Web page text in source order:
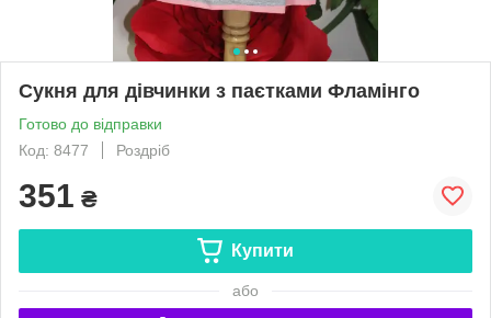
Сукня для дівчинки з паєтками Фламінго
Готово до відправки
Код: 8477
Роздріб
351 ₴
Купити
або